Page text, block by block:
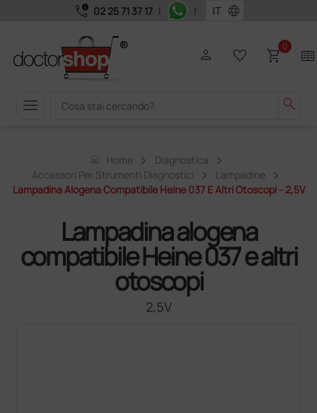
call_quality 02 25 71 37 17 | | language
menu search
person favorite_border shopping_cart0 two_pager
home Home
Diagnostica
Accessori Per Strumenti Diagnostici
Lampadine
Lampadina Alogena Compatibile Heine 037 E Altri Otoscopi - 2,5V
Lampadina alogena
compatibile Heine 037 e altri
otoscopi
2,5V